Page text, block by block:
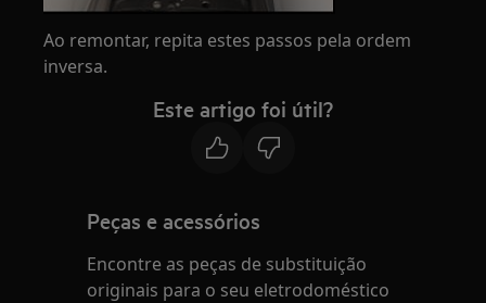
Ao remontar, repita estes passos pela ordem
inversa.
Este artigo foi útil?
Peças e acessórios
Encontre as peças de substituição
originais para o seu eletrodoméstico